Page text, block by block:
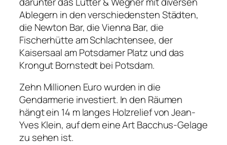
Ablegern in den verschiedensten Städten,
die Newton Bar, die Vienna Bar, die
Fischerhütte am Schlachtensee, der
Kaisersaal am Potsdamer Platz und das
Krongut Bornstedt bei Potsdam.
Zehn Millionen Euro wurden in die
Gendarmerie investiert. In den Räumen
hängt ein 14 m langes Holzrelief von Jean-
Yves Klein, auf dem eine Art Bacchus-Gelage
zu sehen ist.